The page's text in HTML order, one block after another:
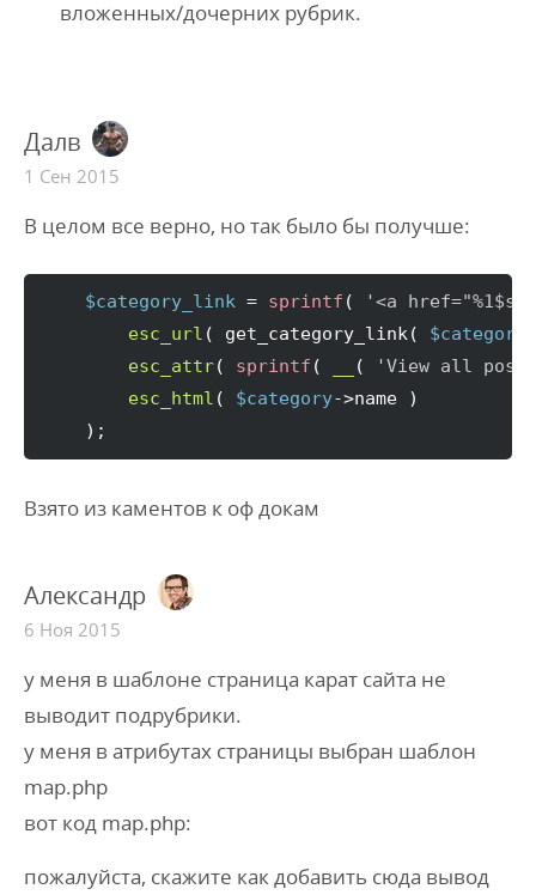
вложенных/дочерних рубрик.
Далв
1 Сен 2015
В целом все верно, но так было бы получше:
$category_link = sprintf (
'<a href="%1$s"
esc_url ( get_category_link( $category
esc_attr( sprintf ( (
'View all
esc_html ( $category->name
)
) ;
Взято из каментов к оф докам
Александр
6 Ноя 2015
у меня в шаблоне страница карат сайта не
выводит подрубрики.
у меня в атрибутах страницы выбран шаблон
map.php
вот код map.php:
пожалуйста, скажите как добавить сюда вывод